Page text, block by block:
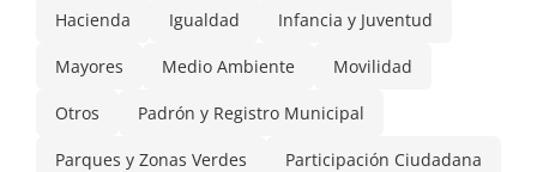
Hacienda Igualdad Infancia y Juventud
Mayores Medio Ambiente Movilidad
Otros Padrón y Registro Municipal
Parques y Zonas Verdes Participación Ciudadana